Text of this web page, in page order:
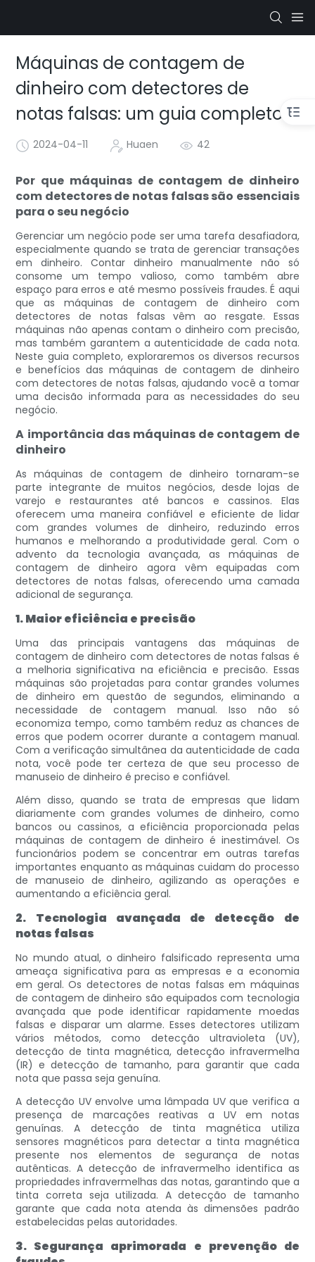
Máquinas de contagem de
dinheiro com detectores de
notas falsas: um guia completo
2024-04-11 Huaen 42
Por que máquinas de contagem de dinheiro
com detectores de notas falsas são essenciais
para o seu negócio
Gerenciar um negócio pode ser uma tarefa desafiadora,
especialmente quando se trata de gerenciar transações
em dinheiro. Contar dinheiro manualmente não só
consome um tempo valioso, como também abre
espaço para erros e até mesmo possíveis fraudes. É aqui
que as máquinas de contagem de dinheiro com
detectores de notas falsas vêm ao resgate. Essas
máquinas não apenas contam o dinheiro com precisão,
mas também garantem a autenticidade de cada nota.
Neste guia completo, exploraremos os diversos recursos
e benefícios das máquinas de contagem de dinheiro
com detectores de notas falsas, ajudando você a tomar
uma decisão informada para as necessidades do seu
negócio.
A importância das máquinas de contagem de
dinheiro
As máquinas de contagem de dinheiro tornaram-se
parte integrante de muitos negócios, desde lojas de
varejo e restaurantes até bancos e cassinos. Elas
oferecem uma maneira confiável e eficiente de lidar
com grandes volumes de dinheiro, reduzindo erros
humanos e melhorando a produtividade geral. Com o
advento da tecnologia avançada, as máquinas de
contagem de dinheiro agora vêm equipadas com
detectores de notas falsas, oferecendo uma camada
adicional de segurança.
1. Maior eficiência e precisão
Uma das principais vantagens das máquinas de
contagem de dinheiro com detectores de notas falsas é
a melhoria significativa na eficiência e precisão. Essas
máquinas são projetadas para contar grandes volumes
de dinheiro em questão de segundos, eliminando a
necessidade de contagem manual. Isso não só
economiza tempo, como também reduz as chances de
erros que podem ocorrer durante a contagem manual.
Com a verificação simultânea da autenticidade de cada
nota, você pode ter certeza de que seu processo de
manuseio de dinheiro é preciso e confiável.
Além disso, quando se trata de empresas que lidam
diariamente com grandes volumes de dinheiro, como
bancos ou cassinos, a eficiência proporcionada pelas
máquinas de contagem de dinheiro é inestimável. Os
funcionários podem se concentrar em outras tarefas
importantes enquanto as máquinas cuidam do processo
de manuseio de dinheiro, agilizando as operações e
aumentando a eficiência geral.
2. Tecnologia avançada de detecção de
notas falsas
No mundo atual, o dinheiro falsificado representa uma
ameaça significativa para as empresas e a economia
em geral. Os detectores de notas falsas em máquinas
de contagem de dinheiro são equipados com tecnologia
avançada que pode identificar rapidamente moedas
falsas e disparar um alarme. Esses detectores utilizam
vários métodos, como detecção ultravioleta (UV),
detecção de tinta magnética, detecção infravermelha
(IR) e detecção de tamanho, para garantir que cada
nota que passa seja genuína.
A detecção UV envolve uma lâmpada UV que verifica a
presença de marcações reativas a UV em notas
genuínas. A detecção de tinta magnética utiliza
sensores magnéticos para detectar a tinta magnética
presente nos elementos de segurança de notas
autênticas. A detecção de infravermelho identifica as
propriedades infravermelhas das notas, garantindo que a
tinta correta seja utilizada. A detecção de tamanho
garante que cada nota atenda às dimensões padrão
estabelecidas pelas autoridades.
3. Segurança aprimorada e prevenção de